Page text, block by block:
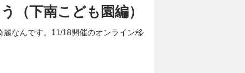
（下南こども園編）
なんです。11/18開催のオンライン移住